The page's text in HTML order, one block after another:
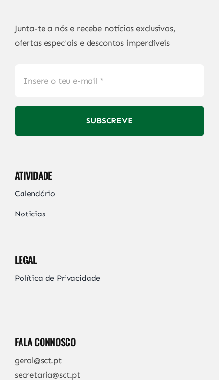
Junta-te a nós e recebe notícias exclusivas,
ofertas especiais e descontos imperdíveis
SUBSCREVE
ATIVIDADE
Calendário
Noticias
LEGAL
Política de Privacidade
FALA CONNOSCO
geral@sct.pt
secretaria@sct.pt